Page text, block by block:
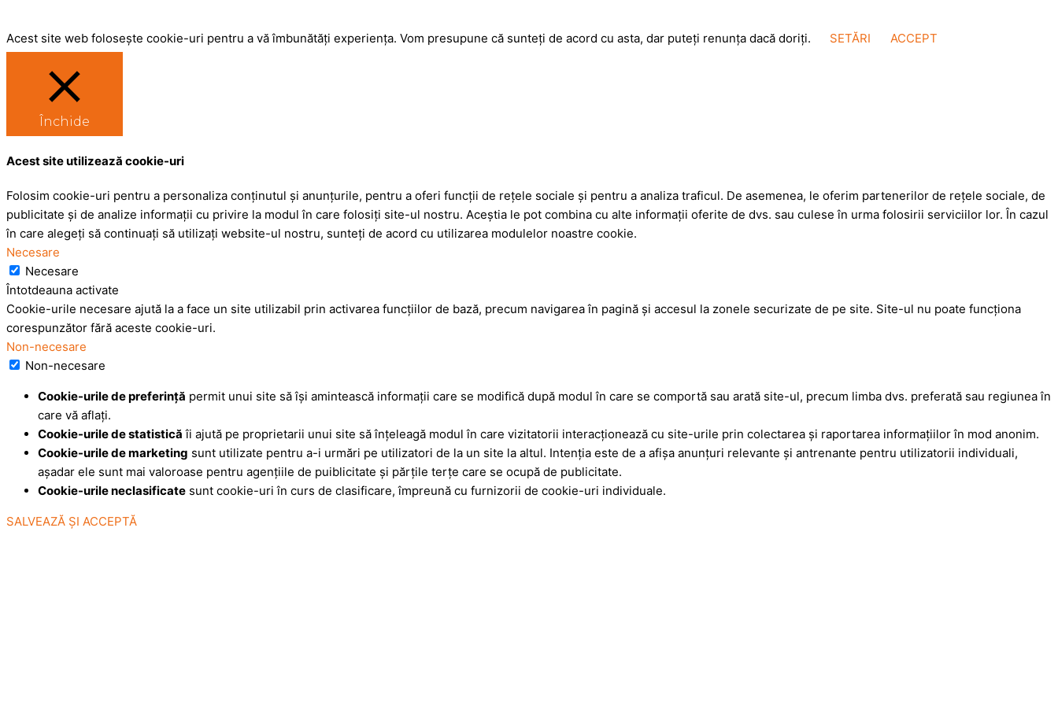
Acest site web folosește cookie-uri pentru a vă îmbunătăți experiența. Vom presupune că sunteți de acord cu asta, dar puteți renunța dacă doriți. SETĂRI ACCEPT
Închide
Acest site utilizează cookie-uri
Folosim cookie-uri pentru a personaliza conținutul și anunțurile, pentru a oferi funcții de rețele sociale și pentru a analiza traficul. De asemenea, le oferim partenerilor de rețele sociale, de
publicitate și de analize informații cu privire la modul în care folosiți site-ul nostru. Aceștia le pot combina cu alte informații oferite de dvs. sau culese în urma folosirii serviciilor lor. În cazul
în care alegeți să continuați să utilizați website-ul nostru, sunteți de acord cu utilizarea modulelor noastre cookie.
Necesare
Necesare
Întotdeauna activate
Cookie-urile necesare ajută la a face un site utilizabil prin activarea funcţiilor de bază, precum navigarea în pagină şi accesul la zonele securizate de pe site. Site-ul nu poate funcţiona
corespunzător fără aceste cookie-uri.
Non-necesare
Non-necesare
Cookie-urile de preferinţă permit unui site să îşi amintească informaţii care se modifică după modul în care se comportă sau arată site-ul, precum limba dvs. preferată sau regiunea în
care vă aflaţi.
Cookie-urile de statistică îi ajută pe proprietarii unui site să înţeleagă modul în care vizitatorii interacţionează cu site-urile prin colectarea şi raportarea informaţiilor în mod anonim.
Cookie-urile de marketing sunt utilizate pentru a-i urmări pe utilizatori de la un site la altul. Intenţia este de a afişa anunţuri relevante şi antrenante pentru utilizatorii individuali,
aşadar ele sunt mai valoroase pentru agenţiile de puiblicitate şi părţile terţe care se ocupă de publicitate.
Cookie-urile neclasificate sunt cookie-uri în curs de clasificare, împreună cu furnizorii de cookie-uri individuale.
SALVEAZĂ ȘI ACCEPTĂ